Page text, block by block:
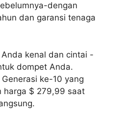
dengan
dan garansi tenaga
kenal dan cintai -
dompet Anda.
ke-10 yang
harga $ 279,99 saat